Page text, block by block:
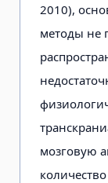
2010),
методы не
мозговую